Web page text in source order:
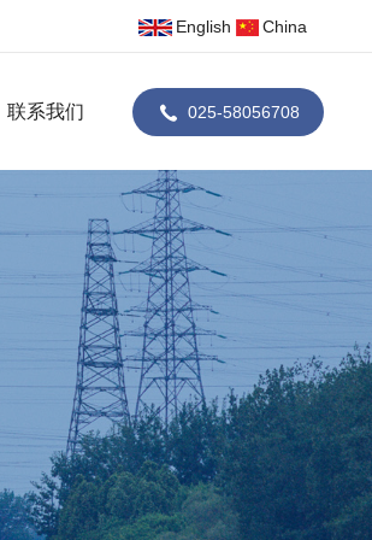
English China
联系我们
联系我们 025-58056708